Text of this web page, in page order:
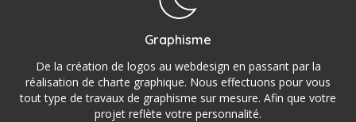
Graphisme
De la création de logos au webdesign en passant par la
réalisation de charte graphique. Nous effectuons pour vous
tout type de travaux de graphisme sur mesure. Afin que votre
projet reflète votre personnalité.